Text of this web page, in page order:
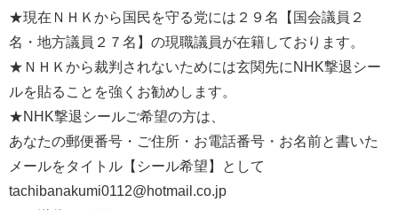
★現在ＮＨＫから国民を守る党には２９名【国会議員２
名・地方議員２７名】の現職議員が在籍しております。
★ＮＨＫから裁判されないためには玄関先にNHK撃退シー
ルを貼ることを強くお勧めします。
★NHK撃退シールご希望の方は、
あなたの郵便番号・ご住所・お電話番号・お名前と書いた
メールをタイトル【シール希望】として
tachibanakumi0112@hotmail.co.jp